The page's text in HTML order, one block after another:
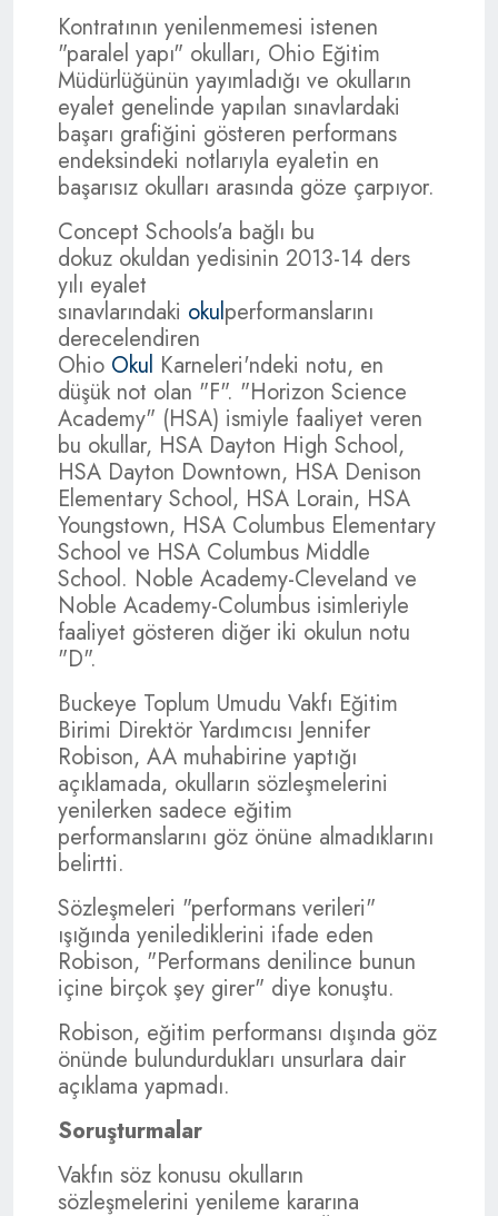
Kontratının yenilenmemesi istenen
"paralel yapı" okulları, Ohio Eğitim
Müdürlüğünün yayımladığı ve okulların
eyalet genelinde yapılan sınavlardaki
başarı grafiğini gösteren performans
endeksindeki notlarıyla eyaletin en
başarısız okulları arasında göze çarpıyor.
Concept Schools'a bağlı bu
dokuz okuldan yedisinin 2013-14 ders
yılı eyalet
sınavlarındaki okulperformanslarını
derecelendiren
Ohio Okul Karneleri'ndeki notu, en
düşük not olan "F". "Horizon Science
Academy" (HSA) ismiyle faaliyet veren
bu okullar, HSA Dayton High School,
HSA Dayton Downtown, HSA Denison
Elementary School, HSA Lorain, HSA
Youngstown, HSA Columbus Elementary
School ve HSA Columbus Middle
School. Noble Academy-Cleveland ve
Noble Academy-Columbus isimleriyle
faaliyet gösteren diğer iki okulun notu
"D".
Buckeye Toplum Umudu Vakfı Eğitim
Birimi Direktör Yardımcısı Jennifer
Robison, AA muhabirine yaptığı
açıklamada, okulların sözleşmelerini
yenilerken sadece eğitim
performanslarını göz önüne almadıklarını
belirtti.
Sözleşmeleri "performans verileri"
ışığında yenilediklerini ifade eden
Robison, "Performans denilince bunun
içine birçok şey girer" diye konuştu.
Robison, eğitim performansı dışında göz
önünde bulundurdukları unsurlara dair
açıklama yapmadı.
Soruşturmalar
Vakfın söz konusu okulların
sözleşmelerini yenileme kararına